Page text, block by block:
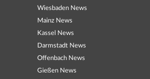
Wiesbaden News
Mainz News
Kassel News
Darmstadt News
Offenbach News
Gießen News